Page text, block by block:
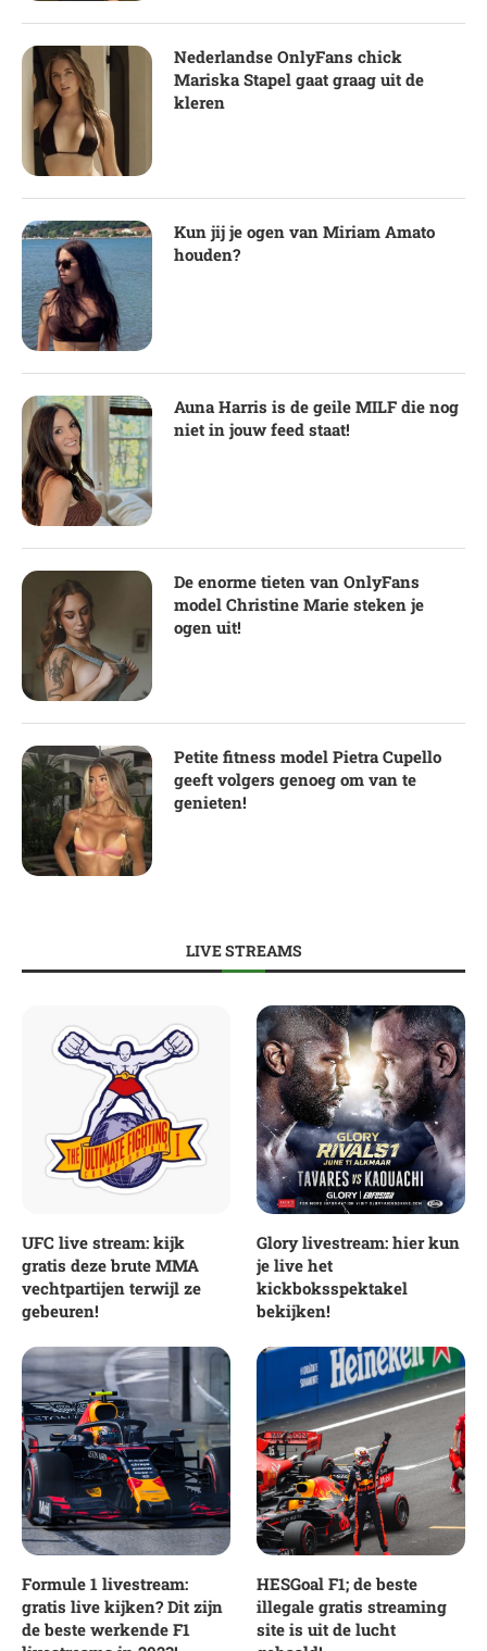
Nederlandse OnlyFans chick
Mariska Stapel gaat graag uit de
kleren
Kun jij je ogen van Miriam Amato
houden?
Auna Harris is de geile MILF die nog
niet in jouw feed staat!
De enorme tieten van OnlyFans
model Christine Marie steken je
ogen uit!
Petite fitness model Pietra Cupello
geeft volgers genoeg om van te
genieten!
LIVE STREAMS
UFC live stream: kijk
gratis deze brute MMA
vechtpartijen terwijl ze
gebeuren!
Glory livestream: hier kun
je live het
kickboksspektakel
bekijken!
Formule 1 livestream:
gratis live kijken? Dit zijn
de beste werkende F1
HESGoal F1; de beste
illegale gratis streaming
site is uit de lucht